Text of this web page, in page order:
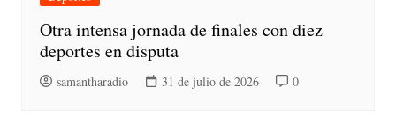
Otra intensa jornada de finales con diez
deportes en disputa
samantharadio 31 de julio de 2026 0